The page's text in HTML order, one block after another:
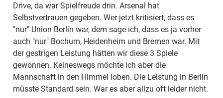
Drive, da war Spielfreude drin. Arsenal hat
Selbstvertrauen gegeben. Wer jetzt kritisiert, dass es
"nur" Union Berlin war, dem sage ich, dass es ja vorher
auch "nur" Bochum, Heidenheim und Bremen war. Mit
der gestrigen Leistung hätten wir diese 3 Spiele
gewonnen. Keineswegs möchte ich aber die
Mannschaft in den Himmel loben. Die Leistung in Berlin
müsste Standard sein. War es aber allzu oft leider nicht.